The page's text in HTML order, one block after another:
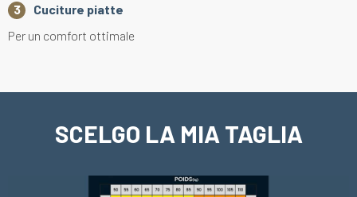
Cuciture piatte
Per un comfort ottimale
SCELGO LA MIA TAGLIA